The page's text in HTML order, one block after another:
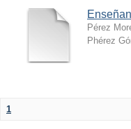
Pérez
Phérez
1